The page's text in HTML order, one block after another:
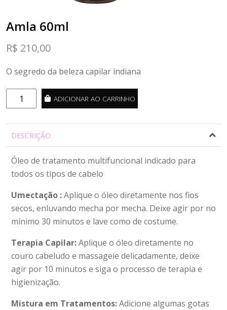
Amla 60ml
R$ 210,00
O segredo da beleza capilar indiana
Amla
60ml
ADICIONAR AO CARRINHO
DESCRIÇÃO
Óleo de tratamento multifuncional indicado para
todos os tipos de cabelo
Umectação :Aplique o óleo diretamente nos fios
secos, enluvando mecha por mecha. Deixe agir por no
mínimo 30 minutos e lave como de costume.
Terapia Capilar:Aplique o óleo diretamente no
couro cabeludo e massageie delicadamente, deixe
agir por 10 minutos e siga o processo de terapia e
higienização.
Mistura em Tratamentos:Adicione algumas gotas